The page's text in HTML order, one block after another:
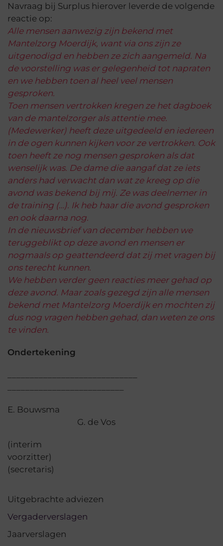
Navraag bij Surplus hierover leverde de volgende
reactie op:
Alle mensen aanwezig zijn bekend met
Mantelzorg Moerdijk, want via ons zijn ze
uitgenodigd en hebben ze zich aangemeld. Na
de voorstelling was er gelegenheid tot napraten
en we hebben toen al heel veel mensen
gesproken.
Toen mensen vertrokken kregen ze het dagboek
van de mantelzorger als attentie mee.
(Medewerker) heeft deze uitgedeeld en iedereen
in de ogen kunnen kijken voor ze vertrokken. Ook
toen heeft ze nog mensen gesproken als dat
wenselijk was. De dame die aangaf dat ze iets
anders had verwacht dan wat ze kreeg op die
avond was bekend bij mij. Ze was deelnemer in
de training (…). Ik heb haar die avond gesproken
en ook daarna nog.
In de nieuwsbrief van december hebben we
teruggeblikt op deze avond en mensen er
nogmaals op geattendeerd dat zij met vragen bij
ons terecht kunnen.
We hebben verder geen reacties meer gehad op
deze avond. Maar zoals gezegd zijn alle mensen
bekend met Mantelzorg Moerdijk en mochten zij
dus nog vragen hebben gehad, dan weten ze ons
te vinden.
Ondertekening
E. Bouwsma
G. de Vos
(interim
voorzitter)
(secretaris)
Uitgebrachte adviezen
Vergaderverslagen
Jaarverslagen